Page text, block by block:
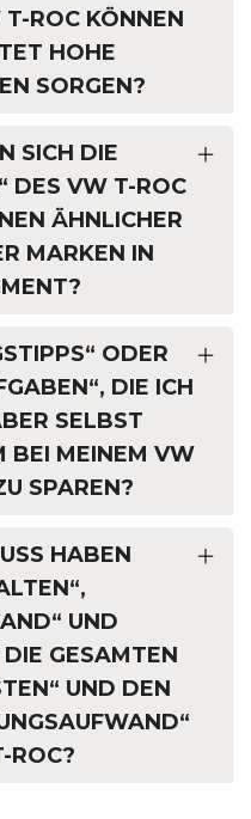
ROC KÖNNEN
HOHE
SORGEN?
SICH DIE
DES VW T-ROC
ÄHNLICHER
MARKEN IN
ODER
DIE ICH
SELBST
BEI MEINEM VW
SPAREN?
HABEN
UND
GESAMTEN
UND DEN
ROC?